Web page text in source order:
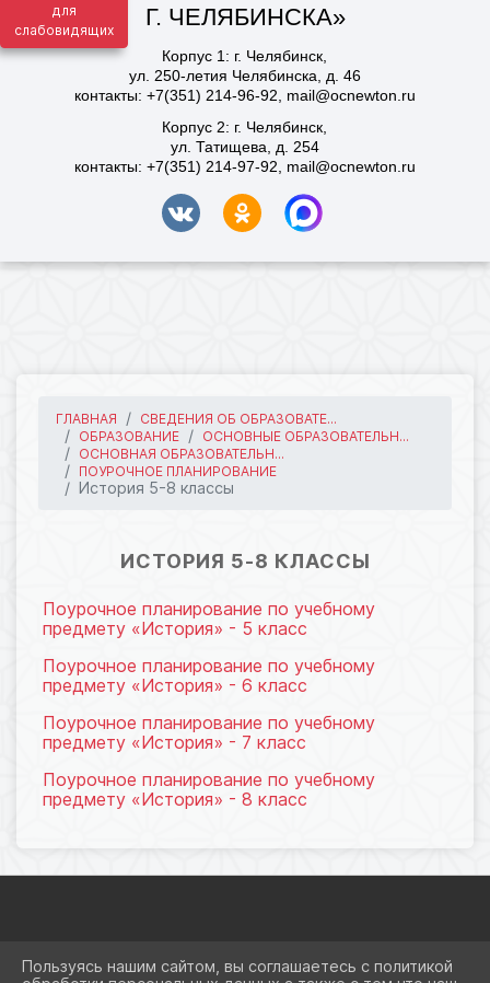
для
слабовидящих
ГЛАВНАЯ
СВЕДЕНИЯ ОБ ОБРАЗОВАТЕ...
ОБРАЗОВАНИЕ
ОСНОВНЫЕ ОБРАЗОВАТЕЛЬН...
ОСНОВНАЯ ОБРАЗОВАТЕЛЬН...
ПОУРОЧНОЕ ПЛАНИРОВАНИЕ
История 5-8 классы
ИСТОРИЯ 5-8 КЛАССЫ
Поурочное планирование по учебному
предмету «История» - 5 класс
Поурочное планирование по учебному
предмету «История» - 6 класс
Поурочное планирование по учебному
предмету «История» - 7 класс
Поурочное планирование по учебному
предмету «История» - 8 класс
ВХОД
Пользуясь нашим сайтом, вы соглашаетесь с политикой